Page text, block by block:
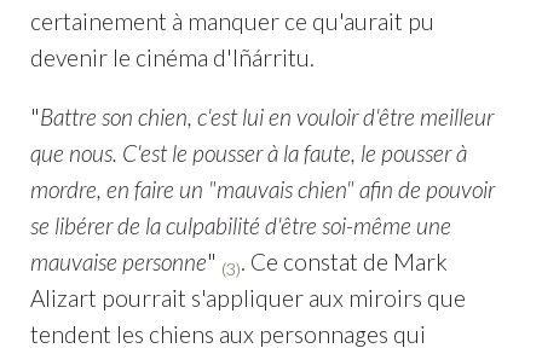
certainement à manquer ce qu'aurait pu
devenir le cinéma d'Iñárritu.
"Battre son chien, c'est lui en vouloir d'être meilleur
que nous. C'est le pousser à la faute, le pousser à
mordre, en faire un "mauvais chien" afin de pouvoir
se libérer de la culpabilité d'être soi-même une
mauvaise personne" (3). Ce constat de Mark
Alizart pourrait s'appliquer aux miroirs que
tendent les chiens aux personnages qui